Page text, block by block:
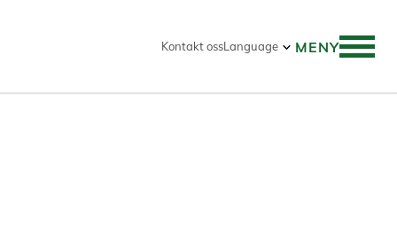
Kontakt ossLanguage MENY